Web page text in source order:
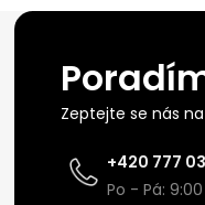
Zeptejte se nás
+420 777
Po - Pá: